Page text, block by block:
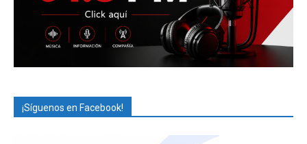
¡Síguenos en Facebook!